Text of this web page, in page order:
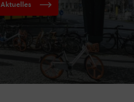
Aktuelles